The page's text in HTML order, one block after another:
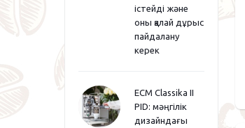
істейді және
оны қалай дұрыс
пайдалану
керек
ECM Classika II
PID: мәңгілік
дизайндағы